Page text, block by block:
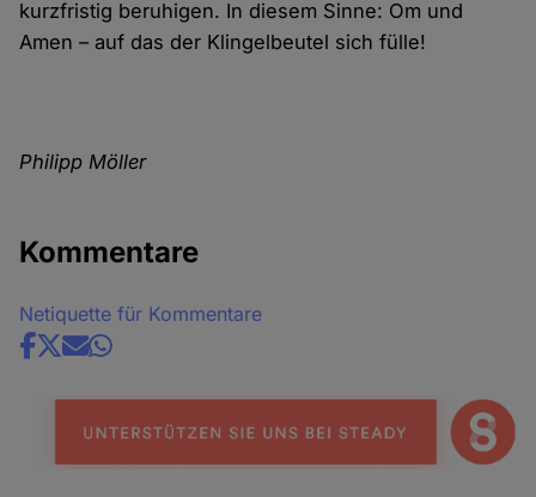
kurzfristig beruhigen. In diesem Sinne: Om und
Amen – auf das der Klingelbeutel sich fülle!
Philipp Möller
Kommentare
Netiquette für Kommentare
Share
news